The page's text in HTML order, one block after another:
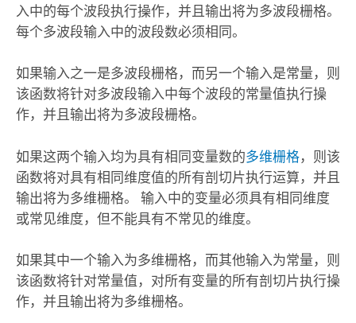
入中的每个波段执行操作，并且输出将为多波段栅格。
每个多波段输入中的波段数必须相同。
如果输入之一是多波段栅格，而另一个输入是常量，则
该函数将针对多波段输入中每个波段的常量值执行操
作，并且输出将为多波段栅格。
如果这两个输入均为具有相同变量数的多维栅格，则该
函数将对具有相同维度值的所有剖切片执行运算，并且
输出将为多维栅格。 输入中的变量必须具有相同维度
或常见维度，但不能具有不常见的维度。
如果其中一个输入为多维栅格，而其他输入为常量，则
该函数将针对常量值，对所有变量的所有剖切片执行操
作，并且输出将为多维栅格。